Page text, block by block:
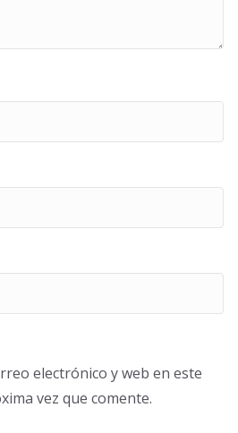
electrónico y web en este
vez que comente.